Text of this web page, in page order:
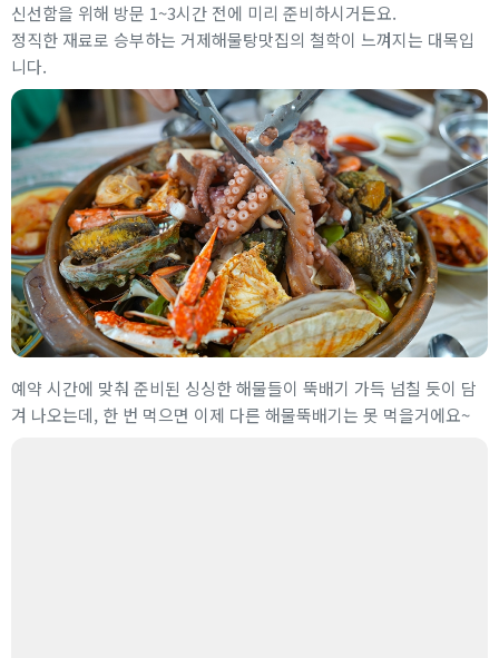
신선함을 위해 방문 1~3시간 전에 미리 준비하시거든요.
정직한 재료로 승부하는 거제해물탕맛집의 철학이 느껴지는 대목입
니다.
예약 시간에 맞춰 준비된 싱싱한 해물들이 뚝배기 가득 넘칠 듯이 담
겨 나오는데, 한 번 먹으면 이제 다른 해물뚝배기는 못 먹을거에요~